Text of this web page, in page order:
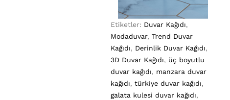
Etiketler: Duvar Kağıdı,
Modaduvar, Trend Duvar
Kağıdı, Derinlik Duvar Kağıdı,
3D Duvar Kağıdı, üç boyutlu
duvar kağıdı, manzara duvar
kağıdı, türkiye duvar kağıdı,
galata kulesi duvar kağıdı,